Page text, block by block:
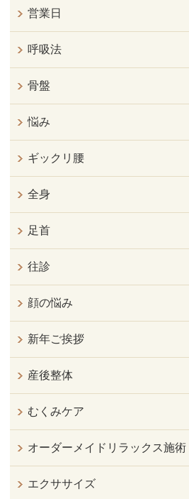
営業日
呼吸法
骨盤
悩み
ギックリ腰
全身
足首
往診
顔の悩み
新年ご挨拶
産後整体
むくみケア
オーダーメイドリラックス施術
エクササイズ